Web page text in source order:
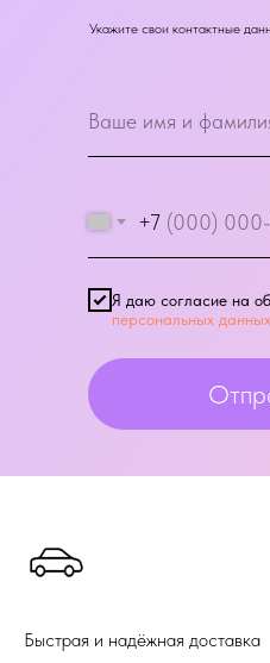
+7
Я даю согласие на
персональных данных
Укажите свои контактные
Быстрая и надёжная доставка